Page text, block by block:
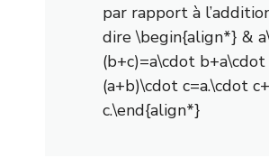
par rapport à
dire \begin{align*} &
(b+c)=a\cdot b+a\cdot
(a+b)\cdot c=a.\cdot
c.\end{align*}